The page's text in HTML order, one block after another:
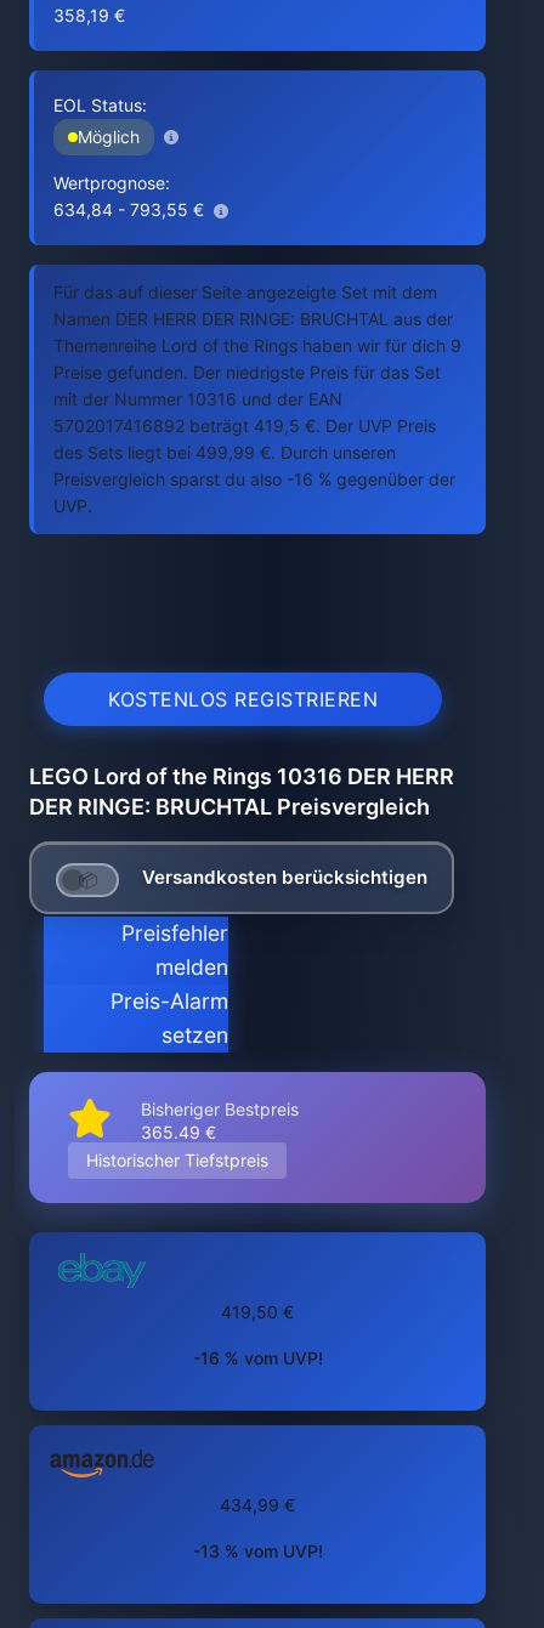
358,19 €
EOL Status:
Möglich
Wertprognose:
634,84 - 793,55 €
Für das auf dieser Seite angezeigte Set mit dem
Namen DER HERR DER RINGE: BRUCHTAL aus der
Themenreihe Lord of the Rings haben wir für dich 9
Preise gefunden. Der niedrigste Preis für das Set
mit der Nummer 10316 und der EAN
5702017416892 beträgt 419,5 €. Der UVP Preis
des Sets liegt bei 499,99 €. Durch unseren
Preisvergleich sparst du also -16 % gegenüber der
UVP.
KOSTENLOS REGISTRIEREN
LEGO Lord of the Rings 10316 DER HERR
DER RINGE: BRUCHTAL Preisvergleich
Versandkosten berücksichtigen
Preisfehler
melden
Preis-Alarm
setzen
Bisheriger Bestpreis
365.49 €
Historischer Tiefstpreis
419,50 €
-16 % vom UVP!
434,99 €
-13 % vom UVP!